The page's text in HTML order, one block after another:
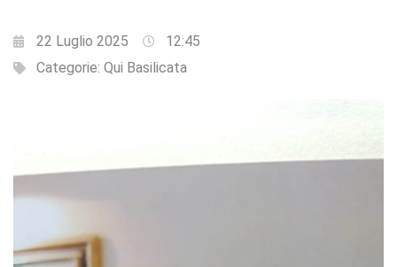
22 Luglio 2025
12:45
Categorie: Qui Basilicata